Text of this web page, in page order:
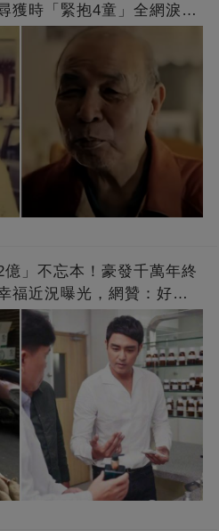
獲時「緊抱4童」全網淚
忘
」不忘本！豪發千萬年終
福近況曝光，網贊：好老